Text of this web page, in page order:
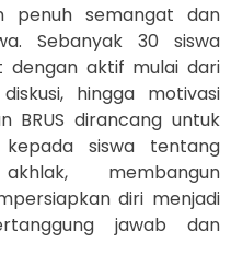
penuh semangat dan
Sebanyak 30 siswa
dengan aktif mulai dari
hingga motivasi
BRUS dirancang untuk
siswa tentang
membangun
diri menjadi
jawab dan